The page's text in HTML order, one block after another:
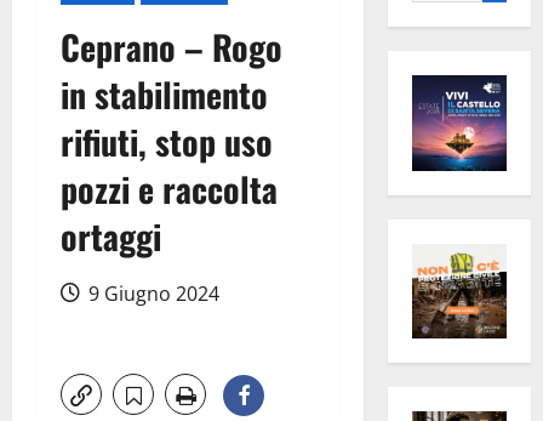
Ceprano – Rogo
in stabilimento
rifiuti, stop uso
pozzi e raccolta
ortaggi
9 Giugno 2024